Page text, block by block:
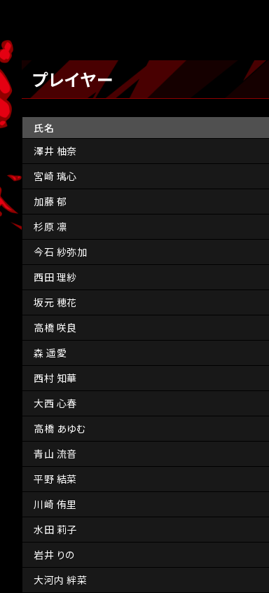
プレイヤー
氏名
澤井 柚奈
宮崎 璃心
加藤 郁
杉原 凛
今石 紗弥加
西田 理紗
坂元 穂花
高橋 咲良
森 遥愛
西村 知華
大西 心春
高橋 あゆむ
青山 流音
平野 結菜
川崎 侑里
水田 莉子
岩井 りの
大河内 絆菜